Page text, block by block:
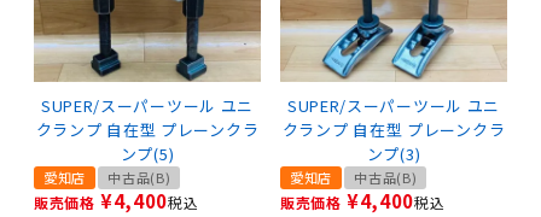
SUPER/スーパーツール ユニ
クランプ 自在型 プレーンクラ
ンプ(5)
愛知店 中古品(B)
販売価格 ¥4,400税込
SUPER/スーパーツール ユニ
クランプ 自在型 プレーンクラ
ンプ(3)
愛知店 中古品(B)
販売価格 ¥4,400税込